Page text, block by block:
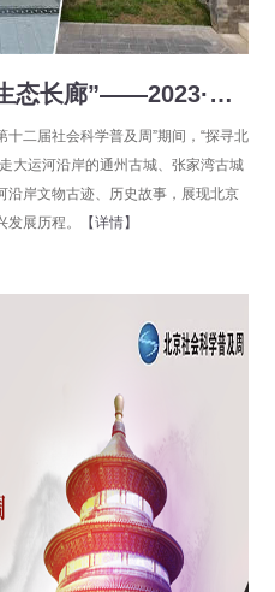
千年大运河滋养绿色“生态长廊”——2023·北京社会科学普及周“探寻北京”五日行
二届社会科学普及周”期间，“探寻北
大运河沿岸的通州古城、张家湾古城
沿岸文物古迹、历史故事，展现北京
展历程。
【详情】